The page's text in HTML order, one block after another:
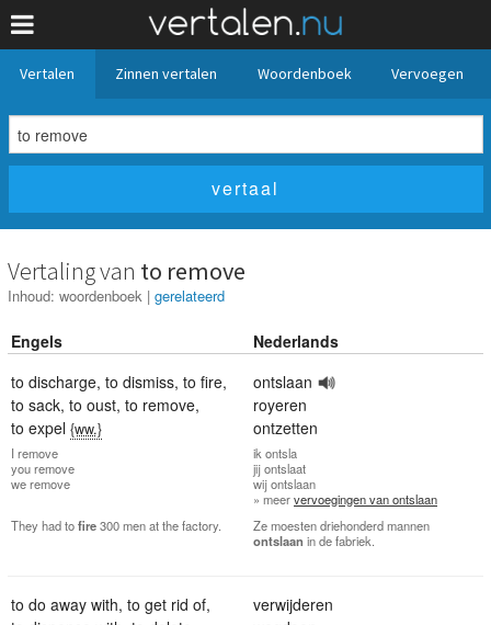
Vertalen Zinnen vertalen Woordenboek Vervoegen
Vertaling van to remove
Inhoud: woordenboek | gerelateerd
Engels
Nederlands
to discharge, to dismiss, to fire,
to sack, to oust, to remove,
to expel {ww.}
ontslaan
royeren
ontzetten
I remove
youremove
weremove
ik ontsla
jijontslaat
wijontslaan
» meervervoegingen van ontslaan
They had tofire300 men at the factory.
Ze moesten driehonderd mannen
ontslaan in de fabriek.
to do away with, to get rid of,
verwijderen